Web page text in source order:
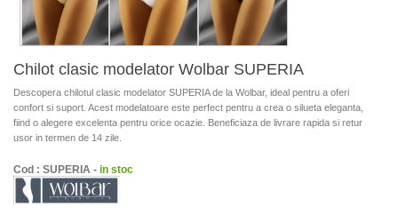
Chilot clasic modelator Wolbar SUPERIA
Descopera chilotul clasic modelator SUPERIA de la Wolbar, ideal pentru a oferi
confort si suport. Acest modelatoare este perfect pentru a crea o silueta eleganta,
fiind o alegere excelenta pentru orice ocazie. Beneficiaza de livrare rapida si retur
usor in termen de 14 zile.
Cod : SUPERIA - in stoc